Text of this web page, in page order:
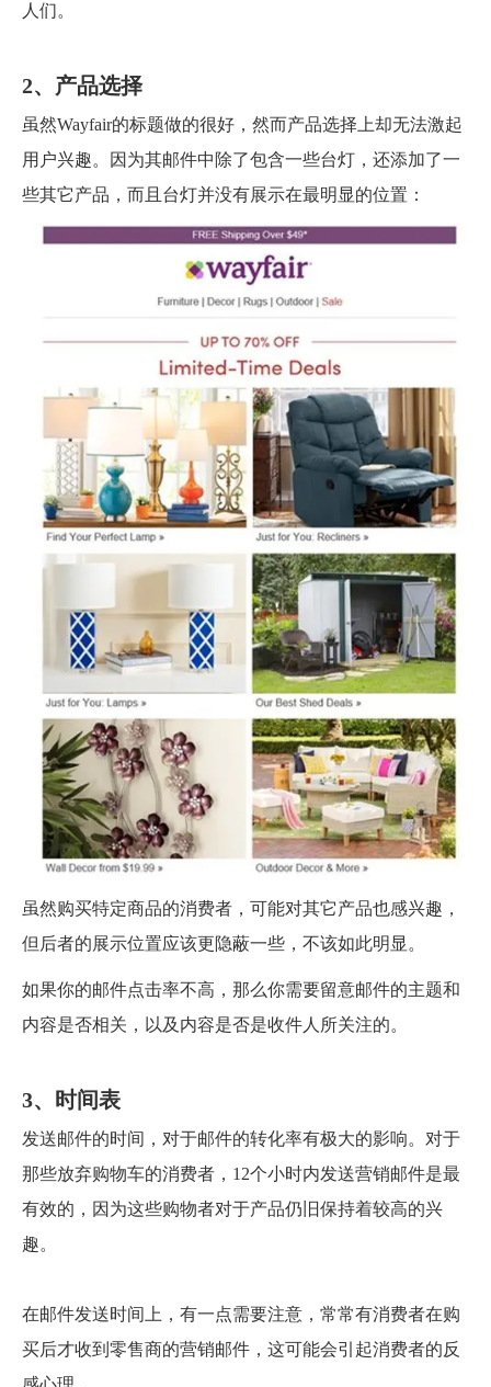
人们。
2、产品选择
虽然Wayfair的标题做的很好，然而产品选择上却无法激起
用户兴趣。因为其邮件中除了包含一些台灯，还添加了一
些其它产品，而且台灯并没有展示在最明显的位置：
虽然购买特定商品的消费者，可能对其它产品也感兴趣，
但后者的展示位置应该更隐蔽一些，不该如此明显。
如果你的邮件点击率不高，那么你需要留意邮件的主题和
内容是否相关，以及内容是否是收件人所关注的。
3、时间表
发送邮件的时间，对于邮件的转化率有极大的影响。对于
那些放弃购物车的消费者，12个小时内发送营销邮件是最
有效的，因为这些购物者对于产品仍旧保持着较高的兴
趣。
在邮件发送时间上，有一点需要注意，常常有消费者在购
买后才收到零售商的营销邮件，这可能会引起消费者的反